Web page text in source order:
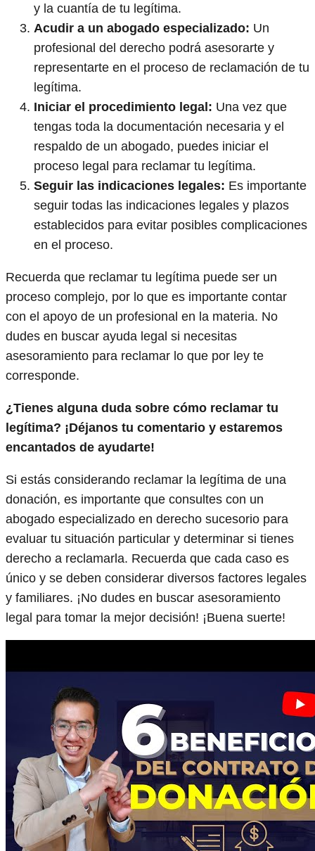
y la cuantía de tu legítima.
Acudir a un abogado especializado: Un
profesional del derecho podrá asesorarte y
representarte en el proceso de reclamación de tu
legítima.
Iniciar el procedimiento legal: Una vez que
tengas toda la documentación necesaria y el
respaldo de un abogado, puedes iniciar el
proceso legal para reclamar tu legítima.
Seguir las indicaciones legales: Es importante
seguir todas las indicaciones legales y plazos
establecidos para evitar posibles complicaciones
en el proceso.
Recuerda que reclamar tu legítima puede ser un
proceso complejo, por lo que es importante contar
con el apoyo de un profesional en la materia. No
dudes en buscar ayuda legal si necesitas
asesoramiento para reclamar lo que por ley te
corresponde.
¿Tienes alguna duda sobre cómo reclamar tu
legítima? ¡Déjanos tu comentario y estaremos
encantados de ayudarte!
Si estás considerando reclamar la legítima de una
donación, es importante que consultes con un
abogado especializado en derecho sucesorio para
evaluar tu situación particular y determinar si tienes
derecho a reclamarla. Recuerda que cada caso es
único y se deben considerar diversos factores legales
y familiares. ¡No dudes en buscar asesoramiento
legal para tomar la mejor decisión! ¡Buena suerte!